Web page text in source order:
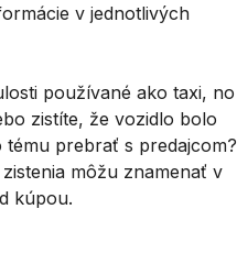
v jednotlivých
používané ako taxi, no
zistíte, že vozidlo bolo
prebrať s predajcom?
môžu znamenať v
kúpou.